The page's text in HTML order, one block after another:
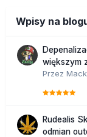
Wpisy na
większym
Przez
Rudealis
odmian